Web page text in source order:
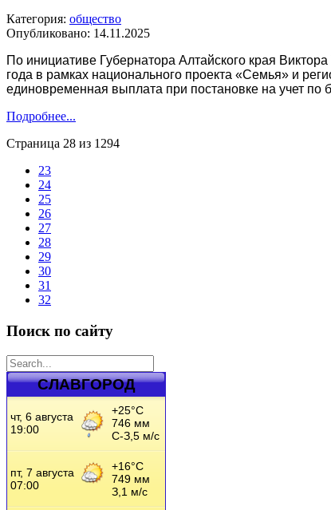
Категория: общество
Опубликовано: 14.11.2025
По инициативе Губернатора Алтайского края
года в рамках национального проекта «Семья» и
единовременная выплата при постановке на учет по
Подробнее...
Страница 28 из 1294
23
24
25
26
27
28
29
30
31
32
Поиск по сайту
СЛАВГОРОД